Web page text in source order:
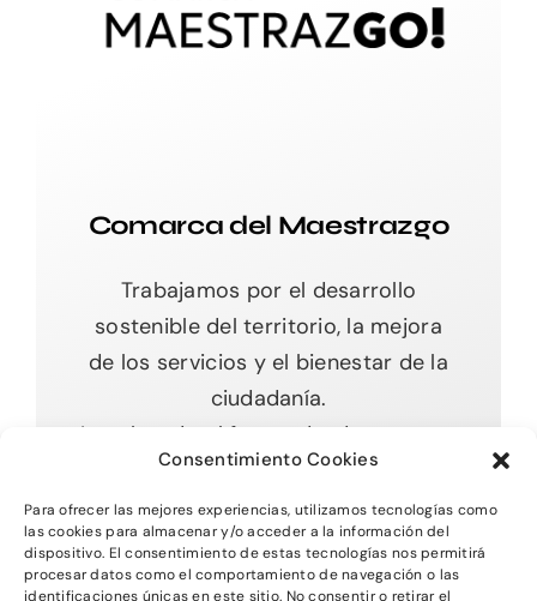
Consentimiento Cookies
Para ofrecer las mejores experiencias, utilizamos tecnologías como
las cookies para almacenar y/o acceder a la información del
dispositivo. El consentimiento de estas tecnologías nos permitirá
procesar datos como el comportamiento de navegación o las
identificaciones únicas en este sitio. No consentir o retirar el
Comarca del Maestrazgo
Trabajamos por el desarrollo
sostenible del territorio, la mejora
de los servicios y el bienestar de la
ciudadanía.
Impulsando el futuro desde nuestras
raíces.
Toggle